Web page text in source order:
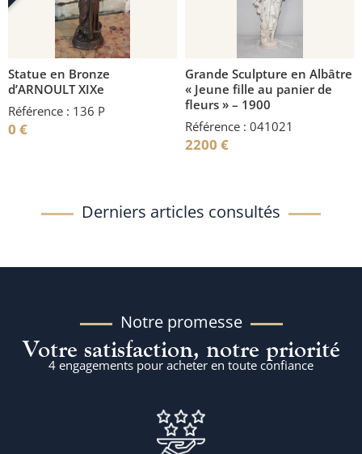
Statue en Bronze
d’ARNOULT XIXe
Référence : 136 P
0 €
Grande Sculpture en Albâtre
« Jeune fille au panier de
fleurs » – 1900
Référence : 041021
2200 €
Derniers articles consultés
Notre promesse
Votre satisfaction, notre priorité
4 engagements pour acheter en toute confiance